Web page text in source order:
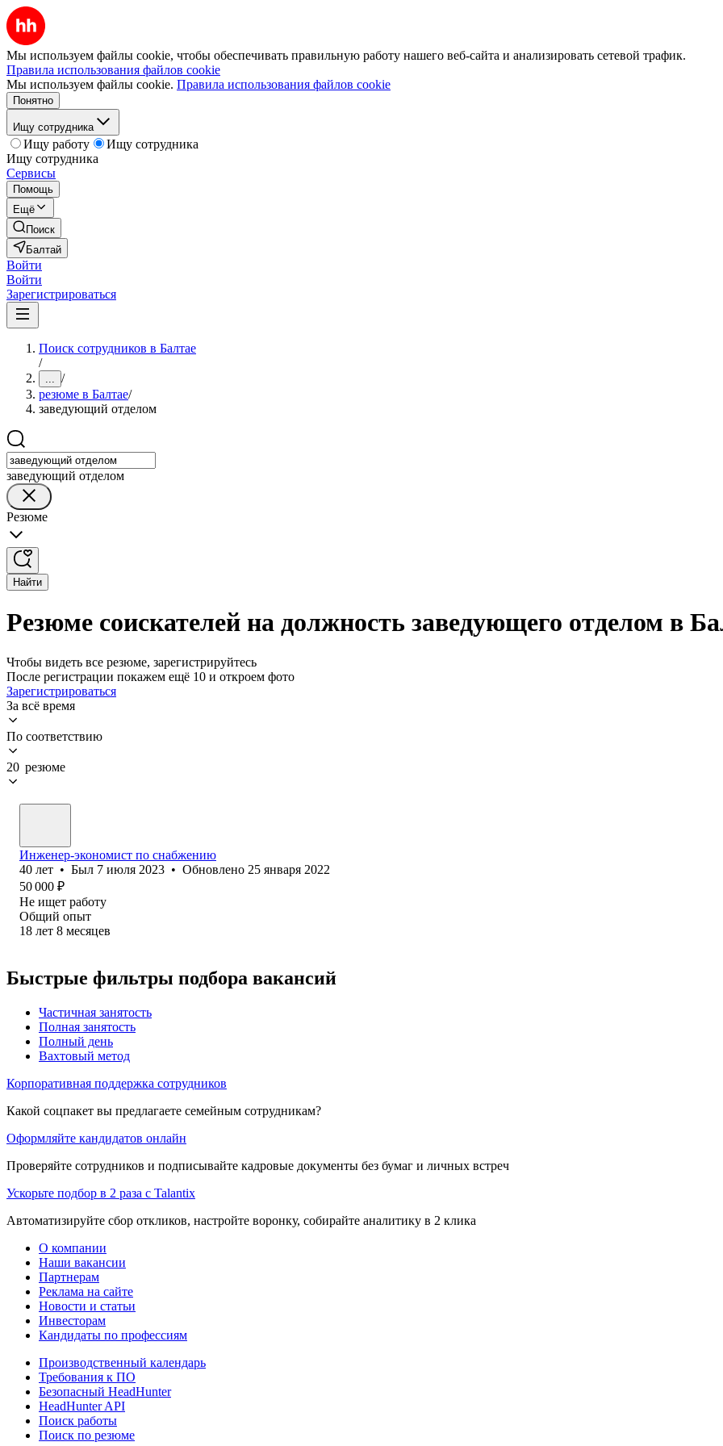
Мы используем файлы cookie, чтобы обеспечивать правильную работу нашего веб-сайта и анализировать сетевой трафик.
Правила использования файлов cookie
Мы используем файлы cookie. Правила использования файлов cookie
Понятно
Ищу сотрудника
Ищу работу
Ищу сотрудника
Ищу сотрудника
Сервисы
Помощь
Ещё
Поиск
Балтай
Войти
Войти
Зарегистрироваться
Поиск сотрудников в Балтае
/
... /
резюме в Балтае/
заведующий отделом
заведующий отделом
Резюме
Найти
Резюме соискателей на должность заведующего отделом в
Чтобы видеть все резюме, зарегистрируйтесь
После регистрации покажем ещё 10 и откроем фото
Зарегистрироваться
За всё время
По соответствию
20 резюме
Инженер-экономист по снабжению
40 лет • Был 7 июля 2023 • Обновлено 25 января 2022
50 000 ₽
Не ищет работу
Общий опыт
18 лет 8 месяцев
Быстрые фильтры подбора вакансий
Частичная занятость
Полная занятость
Полный день
Вахтовый метод
Корпоративная поддержка сотрудников
Какой соцпакет вы предлагаете семейным сотрудникам?
Оформляйте кандидатов онлайн
Проверяйте сотрудников и подписывайте кадровые документы без бумаг и личных встреч
Ускорьте подбор в 2 раза с Talantix
Автоматизируйте сбор откликов, настройте воронку, собирайте аналитику в 2 клика
О компании
Наши вакансии
Партнерам
Реклама на сайте
Новости и статьи
Инвесторам
Кандидаты по профессиям
Производственный календарь
Требования к ПО
Безопасный HeadHunter
HeadHunter API
Поиск работы
Поиск по резюме